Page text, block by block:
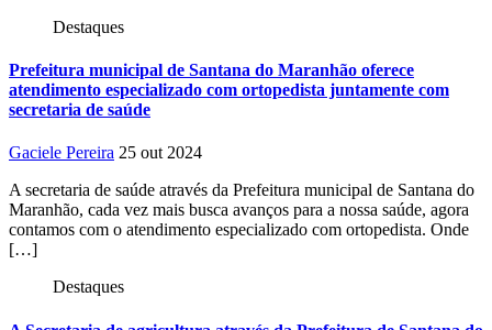
Destaques
Prefeitura municipal de Santana do Maranhão oferece
atendimento especializado com ortopedista juntamente com
secretaria de saúde
Gaciele Pereira 25 out 2024
A secretaria de saúde através da Prefeitura municipal de Santana do
Maranhão, cada vez mais busca avanços para a nossa saúde, agora
contamos com o atendimento especializado com ortopedista. Onde
[…]
Destaques